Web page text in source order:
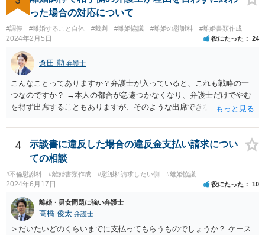
上、就業先に協力を仰がなければならない場合や、就業先の従業員に
協力を仰がなければならない場合があります。 また、仮に訴訟におい
ていくらかの賠償が認められたとして、被告がこれを任意に支払わな
い場合は、強制執行を申し立てることで債権の回収を図ることができ
ます。 例えば、被告の給料を差し押さえる場合には、裁判所から被告
の就業先に文書が送付されますので、訴訟が起こったことを事後的に
就業先が覚知することになります。 警察への被害届の提出というの
は、必須ではありません。 ただ、当然ながら強制わいせつを行ったこ
との証拠がなければ、民事訴訟で勝訴することはできません。
った場合の対応について
#調停 #離婚すること自体 #裁判 #離婚協議 #離婚の慰謝料 #離婚書類作成
2024年2月5日 役にたった 24
倉田 勲 弁護士
こんなことってありますか？弁護士が入っていると、これも戦略の一
つなのですか？ →本人の都合が急遽つかなくなり、弁護士だけでやむ
を得ず出席することもありますが、そのような出席できない理由がな
えて弁護士だけで出席する戦略は聞いたことはありません。
4
示談書に違反した場合の違反金支払い請求につい
ての相談
#不倫慰謝料 #離婚書類作成 #慰謝料請求したい側 #離婚協議
2024年6月17日 役にたった 10
離婚・男女問題に強い弁護士
髙橋 俊太 弁護士
＞だいたいどのくらいまでに支払ってもらうものでしょうか？ ケース